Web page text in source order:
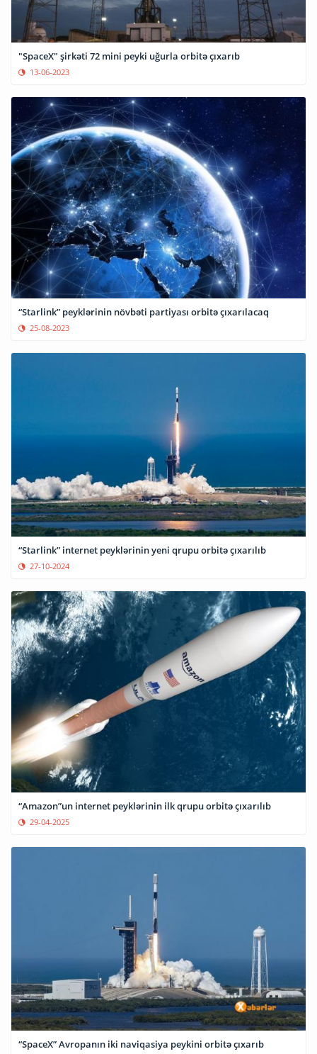
"SpaceX" şirkəti 72 mini peyki uğurla orbitə çıxarıb
13-06-2023
“Starlink” peyklərinin növbəti partiyası orbitə çıxarılacaq
25-08-2023
“Starlink” internet peyklərinin yeni qrupu orbitə çıxarılıb
27-10-2024
“Amazon”un internet peyklərinin ilk qrupu orbitə çıxarılıb
29-04-2025
“SpaceX” Avropanın iki naviqasiya peykini orbitə çıxarıb